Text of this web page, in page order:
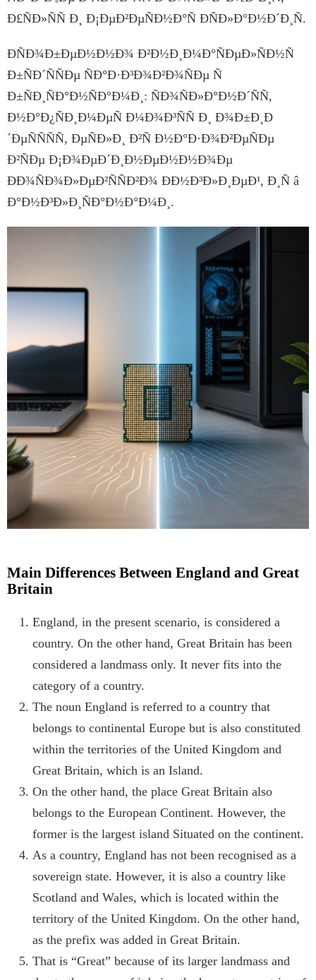
Ð£ÑÐ»ÑÑ Ð¸ Ð¡ÐµÐ²ÐµÑÐ½Ð°Ñ ÐÑÐ»Ð°Ð½Ð´Ð¸Ñ.
ÐÑÐ¾Ð±ÐµÐ½Ð½Ð¾ Ð²Ð½Ð¸Ð¼Ð°ÑÐµÐ»ÑÐ½Ñ
Ð±ÑÐ´ÑÑÐµ ÑÐ°Ð·Ð³Ð¾Ð²Ð¾ÑÐµ Ñ
Ð±ÑÐ¸ÑÐ°Ð½ÑÐ°Ð¼Ð¸: ÑÐ¾ÑÐ»Ð°Ð½Ð´ÑÑ,
Ð½Ð°Ð¿ÑÐ¸Ð¼ÐµÑ Ð¼Ð¾Ð³ÑÑ Ð¸ Ð¾Ð±Ð¸Ð
´ÐµÑÑÑÑ, ÐµÑÐ»Ð¸ Ð²Ñ Ð½Ð°Ð·Ð¾Ð²ÐµÑÐµ
Ð²ÑÐµ Ð¡Ð¾ÐµÐ´Ð¸Ð½ÐµÐ½Ð½Ð¾Ðµ
ÐÐ¾ÑÐ¾Ð»ÐµÐ²ÑÑÐ²Ð¾ ÐÐ½Ð³Ð»Ð¸ÐµÐ¹, Ð¸Ñ â
Ð°Ð½Ð³Ð»Ð¸ÑÐ°Ð½Ð°Ð¼Ð¸.
Main Differences Between England and Great
Britain
England, in the present scenario, is considered a
country. On the other hand, Great Britain has been
considered a landmass only. It never fits into the
category of a country.
The noun England is referred to a country that
belongs to continental Europe but is also constituted
within the territories of the United Kingdom and
Great Britain, which is an Island.
On the other hand, the place Great Britain also
belongs to the European Continent. However, the
former is the largest island Situated on the continent.
As a country, England has not been recognised as a
sovereign state. However, it is also a country like
Scotland and Wales, which is located within the
territory of the United Kingdom. On the other hand,
as the prefix was added in Great Britain.
That is “Great” because of its larger landmass and